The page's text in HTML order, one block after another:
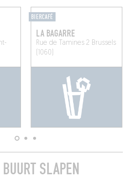
BIERCAFÉ
LA BAGARRE
Rue de Tamines 2 Brussels
(1060)
SLAPEN